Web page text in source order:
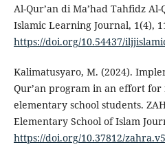
Al-Qur’an di Ma’had Tahfidz
Islamic Learning Journal, 1(4),
https://doi.org/10.54437/
Kalimatusyaro, M. (2024).
Qur’an program in an effort
elementary school students.
Elementary School of Islam
https://doi.org/10.37812/